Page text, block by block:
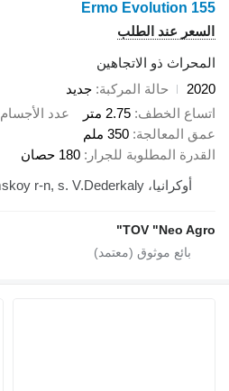
Ermo Evolution 155
السعر عند الطلب
المحراث ذو الاتجاهين
2020
حالة المركبة جديد
اتساع الخطف 2.75 متر عدد الأجسام
عمق المعالجة 350 ملم
القدرة المطلوبة للجرار
180 حصان
أوكرانيا، Shumskoy r-n, s. V.Dederkaly
TOV "Neo Agro"